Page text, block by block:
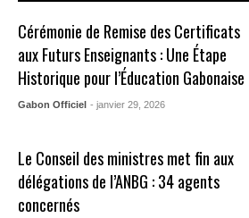
Cérémonie de Remise des Certificats
aux Futurs Enseignants : Une Étape
Historique pour l’Éducation Gabonaise
Gabon Officiel - janvier 29, 2026
Le Conseil des ministres met fin aux
délégations de l’ANBG : 34 agents
concernés